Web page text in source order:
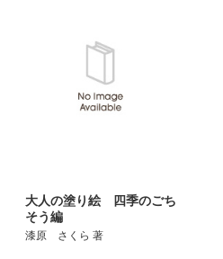
大人の塗り絵 四季のごち
そう編
漆原 さくら 著